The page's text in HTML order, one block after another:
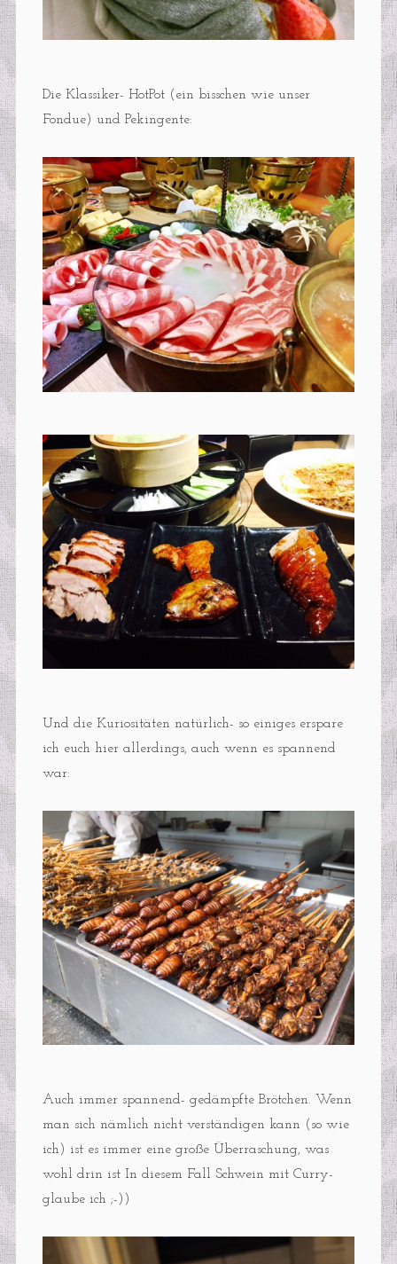
Die Klassiker- HotPot (ein bisschen wie unser
Fondue) und Pekingente:
Und die Kuriositäten natürlich- so einiges erspare
ich euch hier allerdings, auch wenn es spannend
war:
Auch immer spannend- gedämpfte Brötchen. Wenn
man sich nämlich nicht verständigen kann (so wie
ich) ist es immer eine große Überraschung, was
wohl drin ist In diesem Fall Schwein mit Curry-
glaube ich ;-))